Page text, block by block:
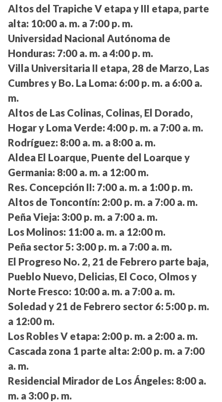
Altos del Trapiche V etapa y III etapa, parte
alta: 10:00 a. m. a 7:00 p. m.
Universidad Nacional Autónoma de
Honduras: 7:00 a. m. a 4:00 p. m.
Villa Universitaria II etapa, 28 de Marzo, Las
Cumbres y Bo. La Loma: 6:00 p. m. a 6:00 a.
m.
Altos de Las Colinas, Colinas, El Dorado,
Hogar y Loma Verde: 4:00 p. m. a 7:00 a. m.
Rodríguez: 8:00 a. m. a 8:00 a. m.
Aldea El Loarque, Puente del Loarque y
Germania: 8:00 a. m. a 12:00 m.
Res. Concepción II: 7:00 a. m. a 1:00 p. m.
Altos de Toncontín: 2:00 p. m. a 7:00 a. m.
Peña Vieja: 3:00 p. m. a 7:00 a. m.
Los Molinos: 11:00 a. m. a 12:00 m.
Peña sector 5: 3:00 p. m. a 7:00 a. m.
El Progreso No. 2, 21 de Febrero parte baja,
Pueblo Nuevo, Delicias, El Coco, Olmos y
Norte Fresco: 10:00 a. m. a 7:00 a. m.
Soledad y 21 de Febrero sector 6: 5:00 p. m.
a 12:00 m.
Los Robles V etapa: 2:00 p. m. a 2:00 a. m.
Cascada zona 1 parte alta: 2:00 p. m. a 7:00
a. m.
Residencial Mirador de Los Ángeles: 8:00 a.
m. a 3:00 p. m.